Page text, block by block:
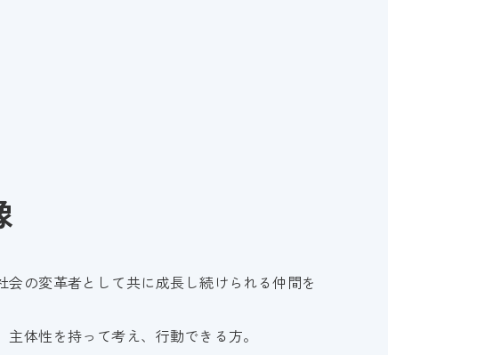
の変革者として共に成長し続けられる仲間を
体性を持って考え、行動できる方。